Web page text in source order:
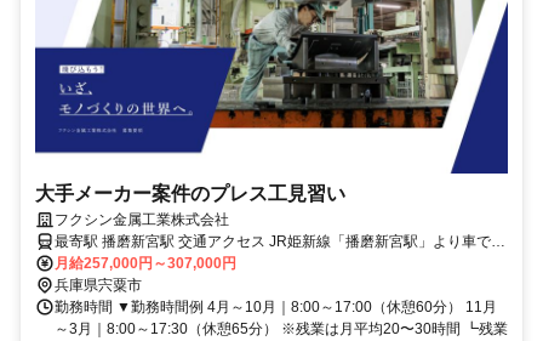
大手メーカー案件のプレス工見習い
フクシン金属工業株式会社
最寄駅 播磨新宮駅 交通アクセス JR姫新線「播磨新宮駅」より車で27
分 ※駐車場完備でマイカー通勤OK
月給257,000円～307,000円
兵庫県宍粟市
勤務時間 ▼勤務時間例 4月～10月｜8:00～17:00（休憩60分） 11月
～3月｜8:00～17:30（休憩65分） ※残業は月平均20〜30時間 ┗残業